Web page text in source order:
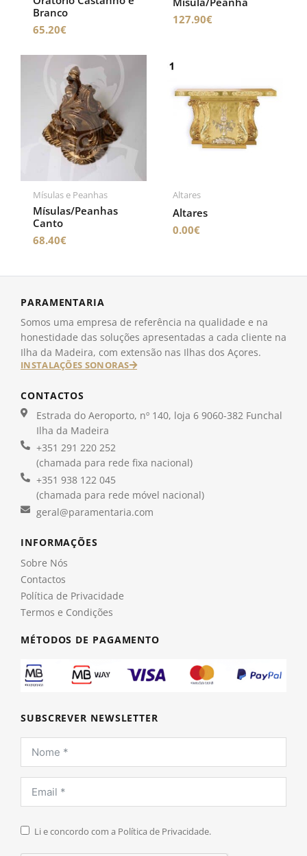
Branco
65.20€
127.90€
Mísulas e Peanhas
Mísulas/Peanhas
Canto
68.40€
Altares
Altares
0.00€
PARAMENTARIA
Somos uma empresa de referência na qualidade e na
honestidade das soluções apresentadas a cada cliente na
Ilha da Madeira, com extensão nas Ilhas dos Açores.
INSTALAÇÕES SONORAS
CONTACTOS
Estrada do Aeroporto, nº 140, loja 6 9060-382 Funchal
Ilha da Madeira
+351 291 220 252
(chamada para rede fixa nacional)
+351 938 122 045
(chamada para rede móvel nacional)
geral@paramentaria.com
INFORMAÇÕES
Sobre Nós
Contactos
Política de Privacidade
Termos e Condições
MÉTODOS DE PAGAMENTO
SUBSCREVER NEWSLETTER
Li e concordo com a Política de Privacidade.